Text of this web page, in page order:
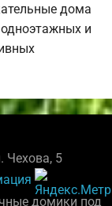
дома
и
Чехова, 5
домики под